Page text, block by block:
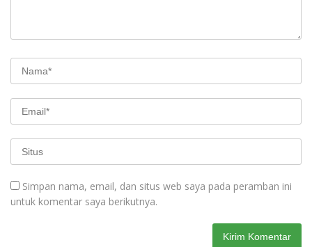
Simpan nama, email, dan situs web saya pada peramban ini
untuk komentar saya berikutnya.